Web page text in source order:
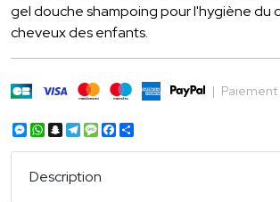
gel douche shampoing pour l'hygiène du
cheveux des enfants.
| Paiement
Messenger
WhatsApp
Snapchat
Telegram
Message
Facebook
Description